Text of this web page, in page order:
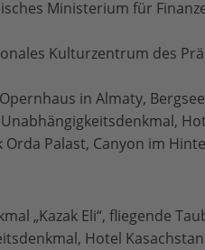
Ministerium für
Kulturzentrum des
in Almaty,
Orda Palast, Canyon im
„Kazak Eli“, fliegende
Hotel